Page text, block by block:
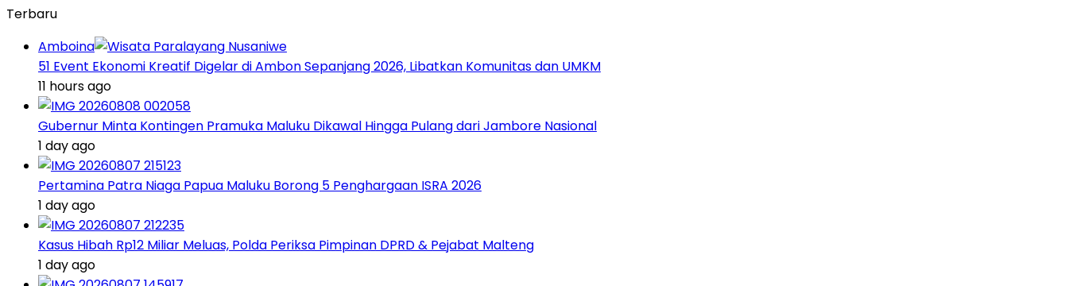
Terbaru
Amboina
51 Event Ekonomi Kreatif Digelar di Ambon Sepanjang 2026, Libatkan Komunitas dan UMKM
11 hours ago
Gubernur Minta Kontingen Pramuka Maluku Dikawal Hingga Pulang dari Jambore Nasional
1 day ago
Pertamina Patra Niaga Papua Maluku Borong 5 Penghargaan ISRA 2026
1 day ago
Kasus Hibah Rp12 Miliar Meluas, Polda Periksa Pimpinan DPRD & Pejabat Malteng
1 day ago